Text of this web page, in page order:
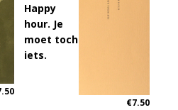
Happy
hour. Je
moet toch
iets.
€7.50